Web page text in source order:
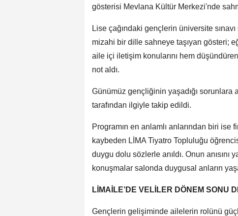
gösterisi Mevlana Kültür Merkezi'nde
Lise çağındaki gençlerin üniversite
mizahi bir dille sahneye taşıyan gösteri;
aile içi iletişim konularını hem
not aldı.
Günümüz gençliğinin yaşadığı
tarafından ilgiyle takip edildi.
Programın en anlamlı anlarından biri ise
kaybeden LİMA Tiyatro Topluluğu
duygu dolu sözlerle anıldı. Onun anısını
konuşmalar salonda duygusal anların
LİMAİLE’DE VELİLER DÖNEM SONU
Gençlerin gelişiminde ailelerin rolünü